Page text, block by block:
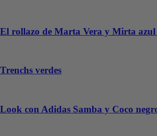
El rollazo de Marta Vera y Mirta
Trenchs verdes
Look con Adidas Samba y Coco